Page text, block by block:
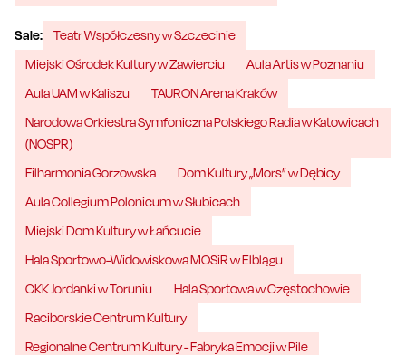
Sale:
Teatr Współczesny w Szczecinie
Miejski Ośrodek Kultury w Zawierciu
Aula Artis w Poznaniu
Aula UAM w Kaliszu
TAURON Arena Kraków
Narodowa Orkiestra Symfoniczna Polskiego Radia w Katowicach
(NOSPR)
Filharmonia Gorzowska
Dom Kultury „Mors” w Dębicy
Aula Collegium Polonicum w Słubicach
Miejski Dom Kultury w Łańcucie
Hala Sportowo-Widowiskowa MOSiR w Elblągu
CKK Jordanki w Toruniu
Hala Sportowa w Częstochowie
Raciborskie Centrum Kultury
Regionalne Centrum Kultury - Fabryka Emocji w Pile